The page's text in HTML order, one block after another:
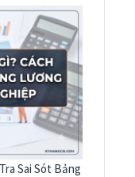
Sai Sót Bảng